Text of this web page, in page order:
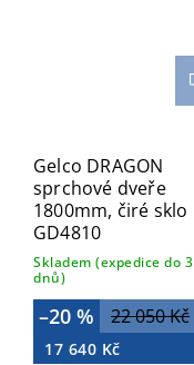
Gelco DRAGON
sprchové dveře
1800mm, čiré sklo
GD4810
Skladem (expedice do 3
dnů)
22 050 Kč
–20 %
17 640 Kč